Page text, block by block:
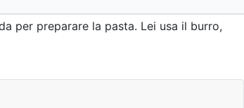
per preparare la pasta. Lei usa il burro,